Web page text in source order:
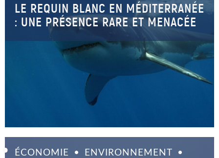
LE REQUIN BLANC EN MÉDITERRANÉE
: UNE PRÉSENCE RARE ET MENACÉE
ÉCONOMIE
ENVIRONNEMENT